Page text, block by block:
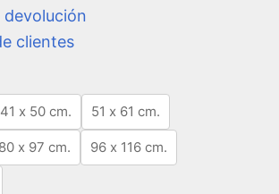
devolución
clientes
41 x 50 cm. 51 x 61 cm.
80 x 97 cm. 96 x 116 cm.